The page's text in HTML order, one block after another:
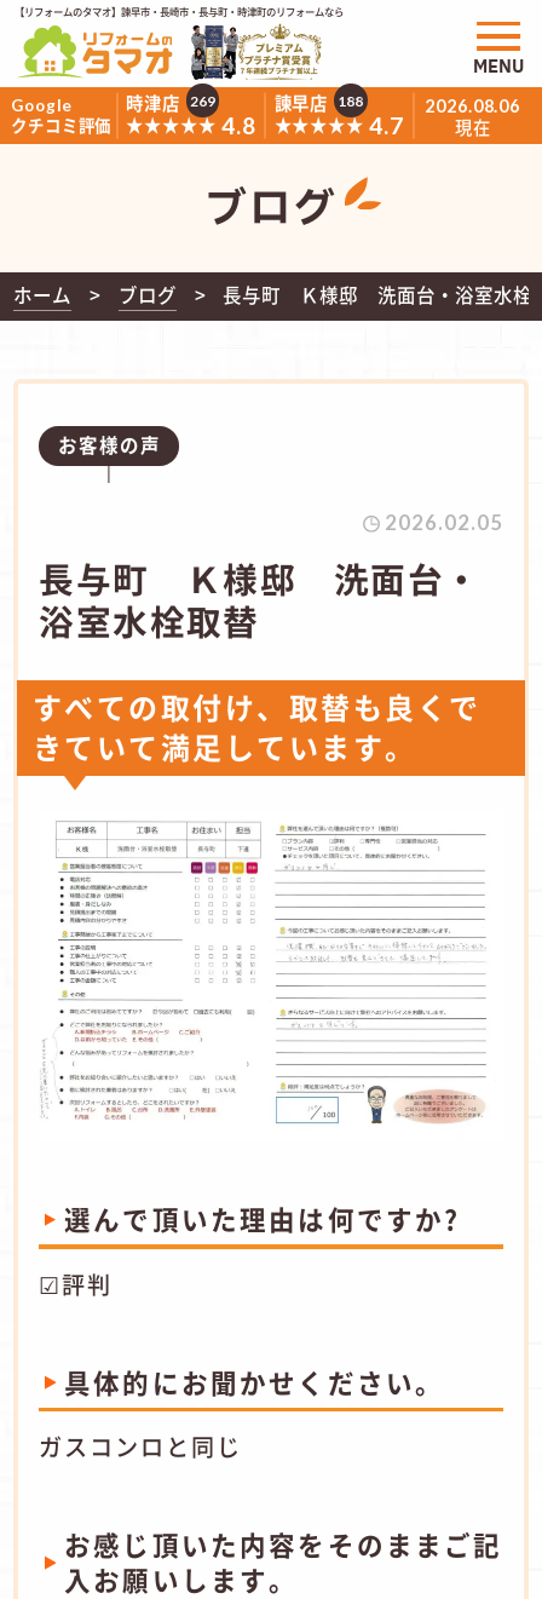
【リフォームのタマオ】諫早市・長崎市・長与町・時津町のリフォームなら
Google
クチコミ評価
時津店
★★★★★ 4.8
269
諫早店
★★★★★ 4.7
188 2026.08.06
現在
MENU
ブログ
ホーム ブログ 長与町 Ｋ様邸 洗面台・浴室水栓
お客様の声
2026.02.05
長与町 Ｋ様邸 洗面台・
浴室水栓取替
すべての取付け、取替も良くで
きていて満足しています。
選んで頂いた理由は何ですか?
☑評判
具体的にお聞かせください。
ガスコンロと同じ
お感じ頂いた内容をそのままご記
入お願いします。